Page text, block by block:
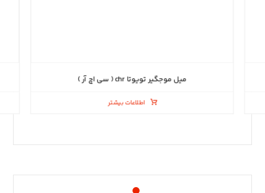
میل موجگیر تویوتا chr ( سی اچ آر )
اطلاعات بیشتر